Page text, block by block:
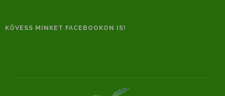
KÖVESS MINKET FACEBOOKON IS!